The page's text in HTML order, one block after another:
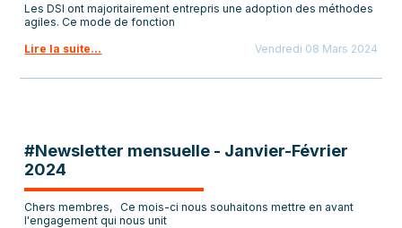
Les DSI ont majoritairement entrepris une adoption des méthodes
agiles. Ce mode de fonction
Lire la suite...
Vendredi 08 Mars 2024
#Newsletter mensuelle - Janvier-Février
2024
Chers membres, Ce mois-ci nous souhaitons mettre en avant
l'engagement qui nous unit